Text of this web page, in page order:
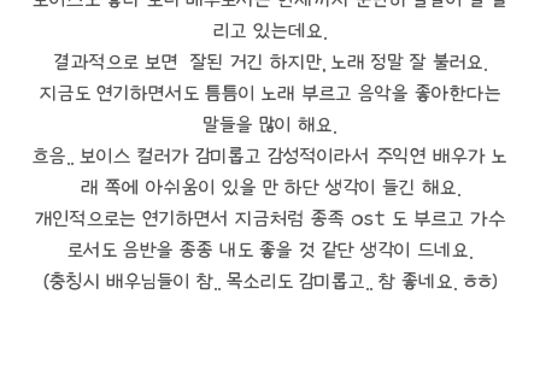
리고 있는데요.
결과적으로 보면 잘된 거긴 하지만, 노래 정말 잘 불러요.
지금도 연기하면서도 틈틈이 노래 부르고 음악을 좋아한다는
말들을 많이 해요.
흐음.. 보이스 컬러가 감미롭고 감성적이라서 주익연 배우가 노
래 쪽에 아쉬움이 있을 만 하단 생각이 들긴 해요.
개인적으로는 연기하면서 지금처럼 종족 ost 도 부르고 가수
로서도 음반을 종종 내도 좋을 것 같단 생각이 드네요.
(충칭시 배우님들이 참.. 목소리도 감미롭고.. 참 좋네요. ㅎㅎ)